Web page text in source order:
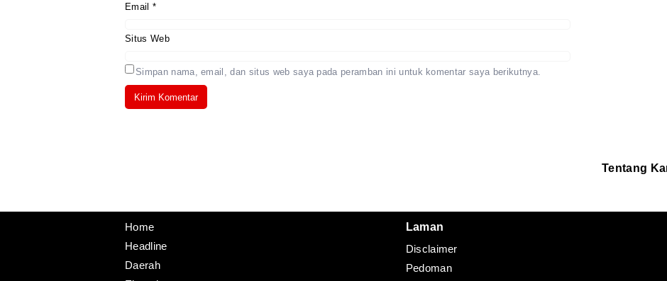
Email *
Situs Web
Simpan nama, email, dan situs web saya pada peramban ini untuk komentar saya berikutnya.
Tentang
Home
Headline
Daerah
Laman
Disclaimer
Pedoman